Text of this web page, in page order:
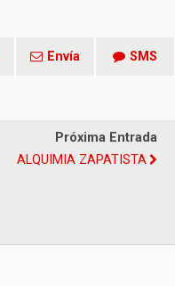
Envía SMS
Próxima Entrada
ALQUIMIA ZAPATISTA